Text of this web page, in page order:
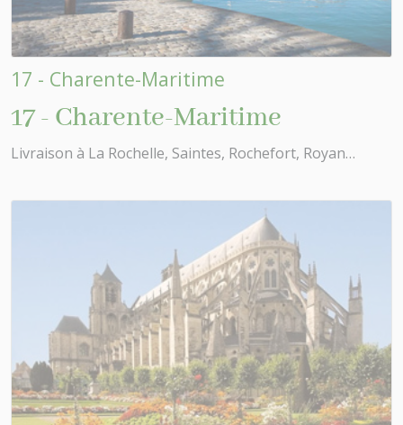
17 - Charente-Maritime
17 - Charente-Maritime
Livraison à La Rochelle, Saintes, Rochefort, Royan…